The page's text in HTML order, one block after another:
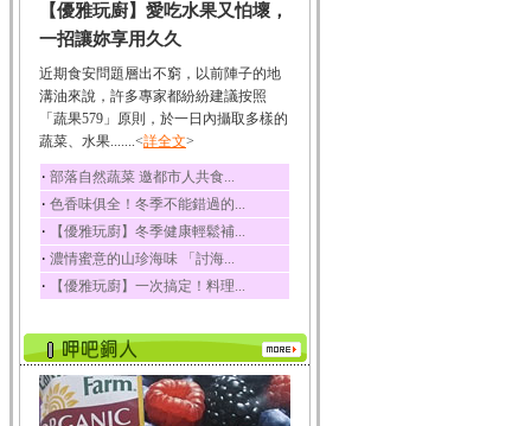
韭菜所含的膳食纖維能
幫助消化與通便；揮...
冬瓜
冬瓜營養價值高，鈉含
量極低是水腫病人的...
豆豉
豆豉裡頭含有營養的蛋
白質、脂肪、鈣、磷...
榛果
榛果裡所含的營養素有
蛋白質、脂肪、醣類...
迷迭香
酸、迷迭香酸、植物...
咖啡
咖啡中的咖啡因會刺激
中樞神經系統，特別...
【優雅玩廚】愛吃水果又怕壞，
一招讓妳享用久久
近期食安問題層出不窮，以前陣子的地
溝油來說，許多專家都紛紛建議按照
「蔬果579」原則，於一日內攝取多樣的
蔬菜、水果.......<詳全文>
‧ 部落自然蔬菜 邀都市人共食...
‧ 色香味俱全！冬季不能錯過的...
‧ 【優雅玩廚】冬季健康輕鬆補...
‧ 濃情蜜意的山珍海味 「討海...
‧ 【優雅玩廚】一次搞定！料理...